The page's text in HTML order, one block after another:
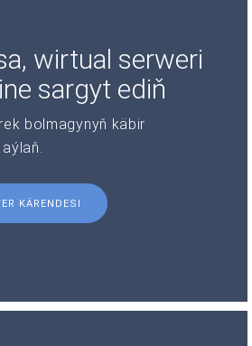
wirtual serweri
sargyt ediň
bolmagynyň käbir
KÄRENDESI